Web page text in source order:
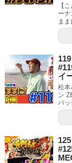
【
ー
ま
イ
松本
ン
バッ